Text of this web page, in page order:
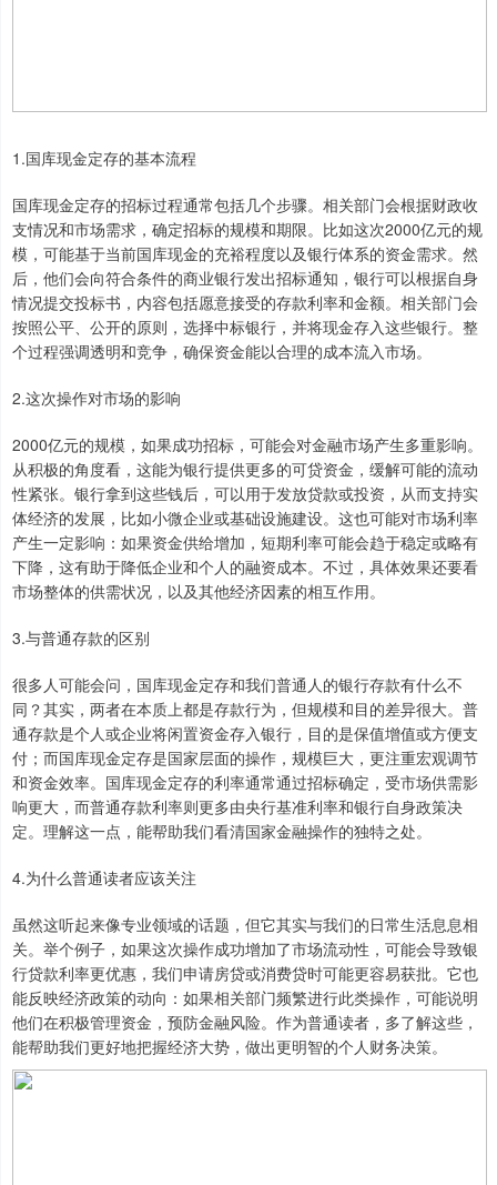
1.国库现金定存的基本流程
国库现金定存的招标过程通常包括几个步骤。相关部门会根据财政收
支情况和市场需求，确定招标的规模和期限。比如这次2000亿元的规
模，可能基于当前国库现金的充裕程度以及银行体系的资金需求。然
后，他们会向符合条件的商业银行发出招标通知，银行可以根据自身
情况提交投标书，内容包括愿意接受的存款利率和金额。相关部门会
按照公平、公开的原则，选择中标银行，并将现金存入这些银行。整
个过程强调透明和竞争，确保资金能以合理的成本流入市场。
2.这次操作对市场的影响
2000亿元的规模，如果成功招标，可能会对金融市场产生多重影响。
从积极的角度看，这能为银行提供更多的可贷资金，缓解可能的流动
性紧张。银行拿到这些钱后，可以用于发放贷款或投资，从而支持实
体经济的发展，比如小微企业或基础设施建设。这也可能对市场利率
产生一定影响：如果资金供给增加，短期利率可能会趋于稳定或略有
下降，这有助于降低企业和个人的融资成本。不过，具体效果还要看
市场整体的供需状况，以及其他经济因素的相互作用。
3.与普通存款的区别
很多人可能会问，国库现金定存和我们普通人的银行存款有什么不
同？其实，两者在本质上都是存款行为，但规模和目的差异很大。普
通存款是个人或企业将闲置资金存入银行，目的是保值增值或方便支
付；而国库现金定存是国家层面的操作，规模巨大，更注重宏观调节
和资金效率。国库现金定存的利率通常通过招标确定，受市场供需影
响更大，而普通存款利率则更多由央行基准利率和银行自身政策决
定。理解这一点，能帮助我们看清国家金融操作的独特之处。
4.为什么普通读者应该关注
虽然这听起来像专业领域的话题，但它其实与我们的日常生活息息相
关。举个例子，如果这次操作成功增加了市场流动性，可能会导致银
行贷款利率更优惠，我们申请房贷或消费贷时可能更容易获批。它也
能反映经济政策的动向：如果相关部门频繁进行此类操作，可能说明
他们在积极管理资金，预防金融风险。作为普通读者，多了解这些，
能帮助我们更好地把握经济大势，做出更明智的个人财务决策。